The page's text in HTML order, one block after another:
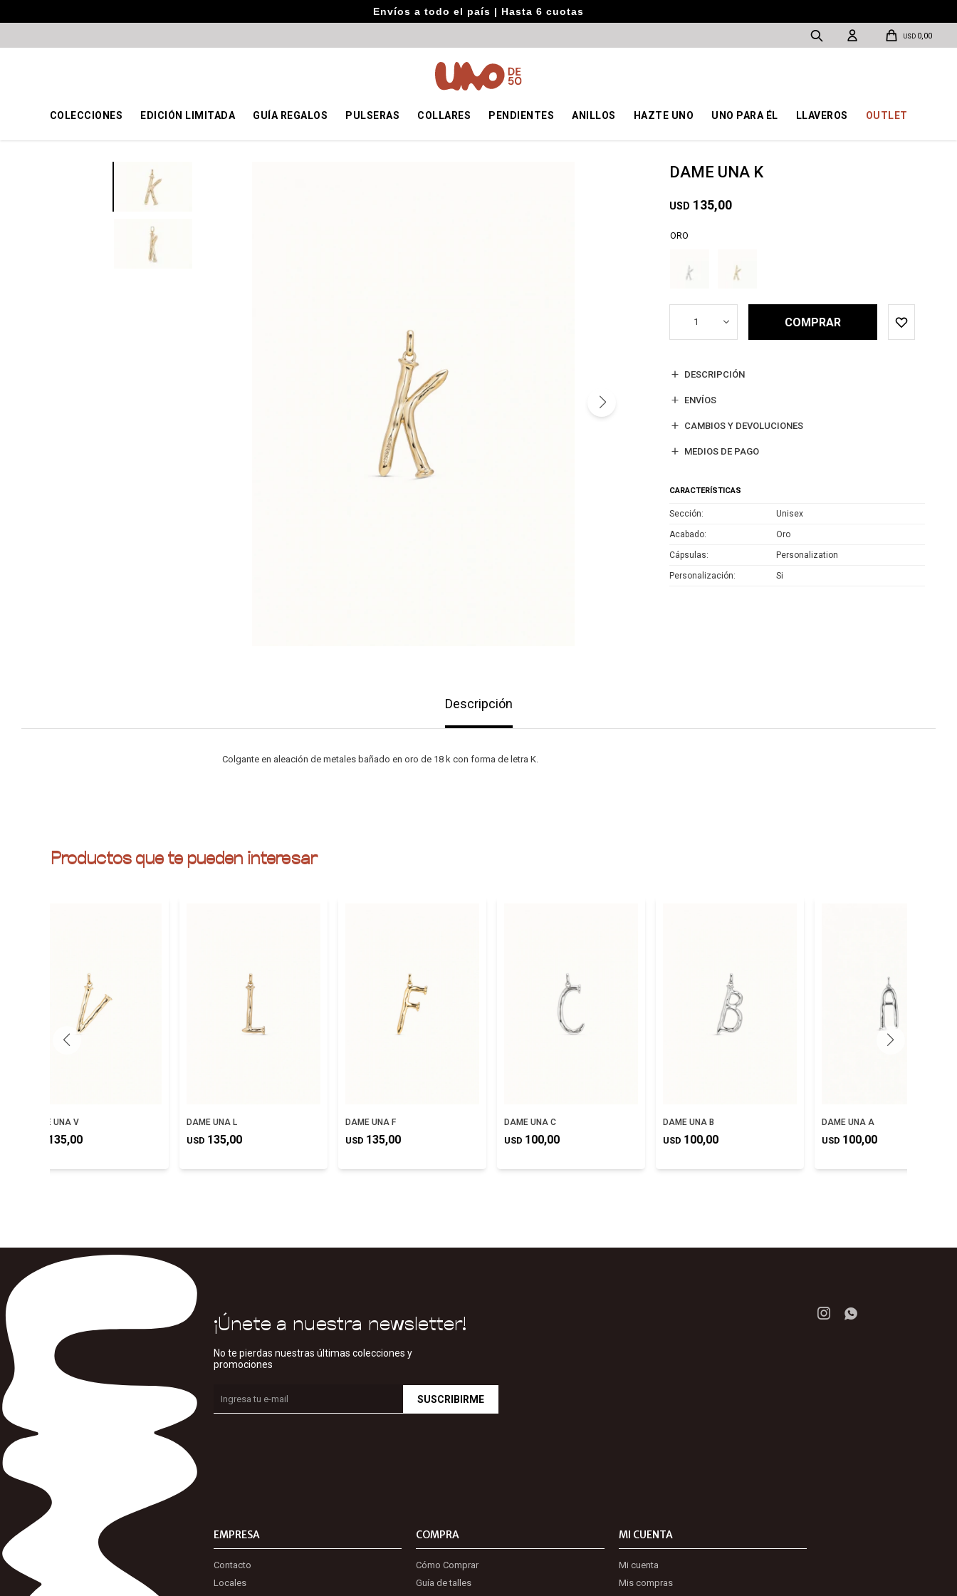
Envíos a todo el país | Hasta 6 cuotas
COLECCIONES EDICIÓN LIMITADA GUÍA REGALOS PULSERAS COLLARES PENDIENTES ANILLOS HAZTE UNO UNO PARA ÉL LLAVEROS OUTLET
USD 0,00
DAME UNA K
USD 135,00
ORO
1 COMPRAR
DESCRIPCIÓN
ENVÍOS
CAMBIOS Y DEVOLUCIONES
MEDIOS DE PAGO
CARACTERÍSTICAS
Sección Unisex
Acabado Oro
Cápsulas Personalization
Personalización Si
Descripción
Colgante en aleación de metales bañado en oro de 18 k con forma de letra K.
Productos que te pueden interesar
DAME UNA V
135,00
DAME UNA L
USD 135,00
DAME UNA F
USD 135,00
DAME UNA C
USD 100,00
DAME UNA B
USD 100,00
DAME UNA A
USD 100,00
EMPRESA
Contacto
Locales
COMPRA
Cómo Comprar
Guía de talles
MI CUENTA
Mi cuenta
Mis compras
¡Únete a nuestra newsletter!
No te pierdas nuestras últimas colecciones y
promociones
SUSCRIBIRME
 